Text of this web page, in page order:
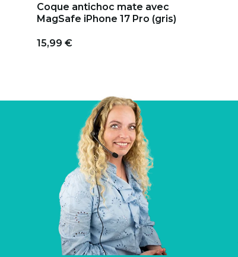
Coque antichoc mate avec
MagSafe iPhone 17 Pro (gris)
15,99 €